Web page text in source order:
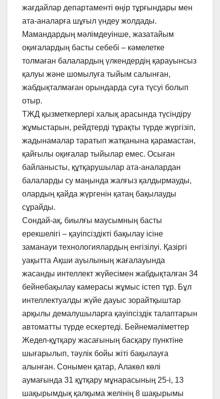
жағдайлар департаменті өңір тұрғындары мен
ата-аналарға шұғыл үндеу жолдады.
Мамандардың мәлімдеуінше, жазатайым
оқиғалардың басты себебі – кәмелетке
толмаған балалардың үлкендердің қарауынсыз
қалуы және шомылуға тыйым салынған,
жабдықталмаған орындарда суға түсуі болып
отыр.
ТЖД қызметкерлері халық арасында түсіндіру
жұмыстарын, рейдтерді тұрақты түрде жүргізіп,
жадынамалар таратып жатқанына қарамастан,
қайғылы оқиғалар тыйылар емес. Осыған
байланысты, құтқарушылар ата-аналардан
балаларды су маңында жалғыз қалдырмауды,
олардың қайда жүргенін қатаң бақылауды
сұрайды.
Сондай-ақ, биылғы маусымның басты
ерекшелігі – қауіпсіздікті бақылау ісіне
заманауи технологиялардың енгізілуі. Қазіргі
уақытта Ақши ауылының жағалауында
жасанды интеллект жүйесімен жабдықталған 34
бейнебақылау камерасы жұмыс істеп тұр. Бұл
интеллектуалды жүйе дауыс зорайтқыштар
арқылы демалушыларға қауіпсіздік талаптарын
автоматты түрде ескертеді. Бейнемәліметтер
Жедел-құтқару жасағының басқару пунктіне
шығарылып, тәулік бойы жіті бақылауға
алынған. Сонымен қатар, Алакөл көлі
аумағында 31 құтқару мұнарасының 25-і, 13
шақырымдық қалқыма желінің 8 шақырымы